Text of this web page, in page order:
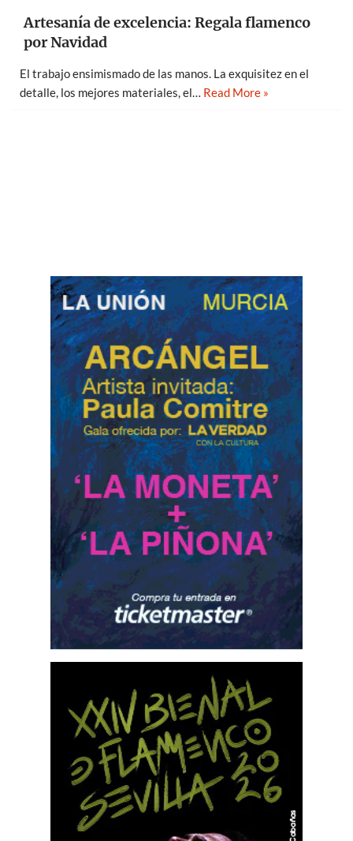
Artesanía de excelencia: Regala flamenco
por Navidad
El trabajo ensimismado de las manos. La exquisitez en el
detalle, los mejores materiales, el… Read More »